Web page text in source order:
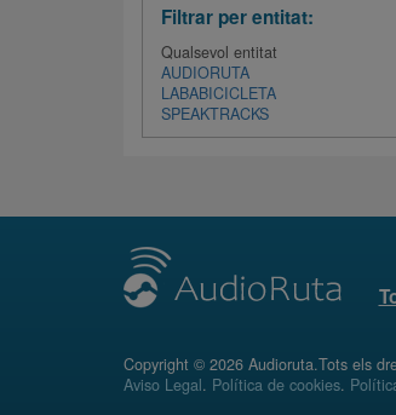
Filtrar per entitat:
Qualsevol entitat
AUDIORUTA
LABABICICLETA
SPEAKTRACKS
Copyright © 2026 Audioruta.Tots els
Aviso Legal. Política de cookies.